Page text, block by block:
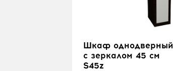
Шкаф однодверный
с зеркалом 45 см
S45z